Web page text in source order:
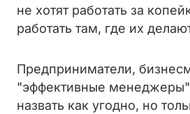
не хотят работать за
работать там, где их
Предприниматели,
"эффективные
назвать как угодно, но